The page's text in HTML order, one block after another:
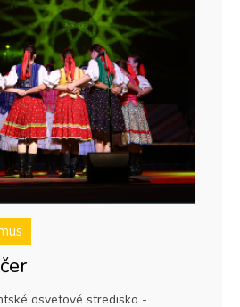
osvetové stredisko -